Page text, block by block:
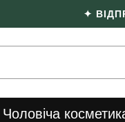
✦
Чоловіча